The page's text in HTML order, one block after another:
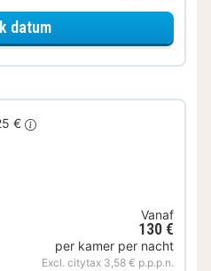
datumvoor Samen op Pad
€
Vanaf
130 €
per kamer per nacht
Excl. citytax 3,58 € p.p.p.n.